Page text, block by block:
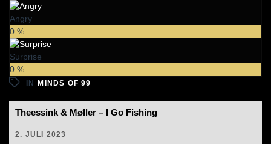
Angry
0 %
Surprise
0 %
IN MINDS OF 99
Theessink & Møller – I Go Fishing
2. JULI 2023